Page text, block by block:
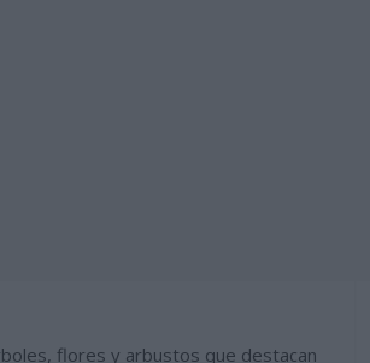
flores y arbustos que destacan